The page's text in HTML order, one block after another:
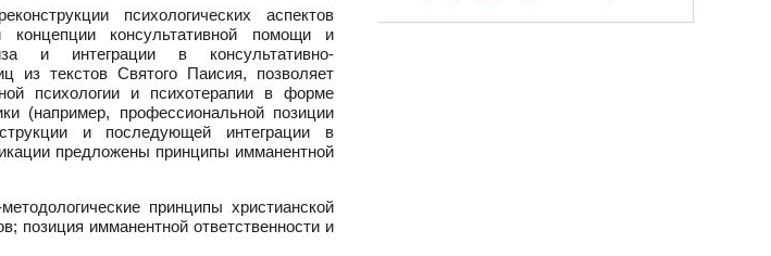
психологических аспектов
концепции консультативной помощи и
и интеграции в консультативно-
из текстов Святого Паисия, позволяет
психологии и психотерапии в форме
(например, профессиональной позиции
и последующей интеграции в
предложены принципы имманентной
принципы христианской
позиция имманентной ответственности и